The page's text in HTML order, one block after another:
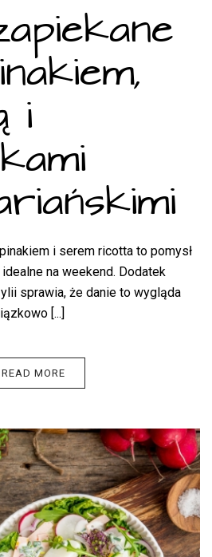
i
i serem ricotta to pomysł
na weekend. Dodatek
sprawia, że danie to wygląda
[...]
READ MORE